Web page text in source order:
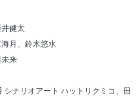
健太
月、鈴木悠水
来
シナリオアート ハットリクミコ、田